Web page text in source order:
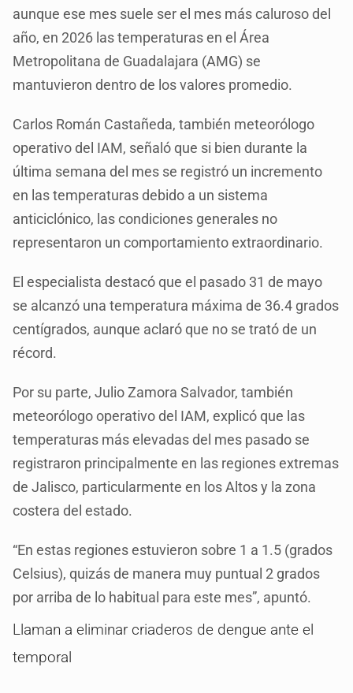
aunque ese mes suele ser el mes más caluroso del
año, en 2026 las temperaturas en el Área
Metropolitana de Guadalajara (AMG) se
mantuvieron dentro de los valores promedio.
Carlos Román Castañeda, también meteorólogo
operativo del IAM, señaló que si bien durante la
última semana del mes se registró un incremento
en las temperaturas debido a un sistema
anticiclónico, las condiciones generales no
representaron un comportamiento extraordinario.
El especialista destacó que el pasado 31 de mayo
se alcanzó una temperatura máxima de 36.4 grados
centígrados, aunque aclaró que no se trató de un
récord.
Por su parte, Julio Zamora Salvador, también
meteorólogo operativo del IAM, explicó que las
temperaturas más elevadas del mes pasado se
registraron principalmente en las regiones extremas
de Jalisco, particularmente en los Altos y la zona
costera del estado.
“En estas regiones estuvieron sobre 1 a 1.5 (grados
Celsius), quizás de manera muy puntual 2 grados
por arriba de lo habitual para este mes”, apuntó.
Llaman a eliminar criaderos de dengue ante el
temporal